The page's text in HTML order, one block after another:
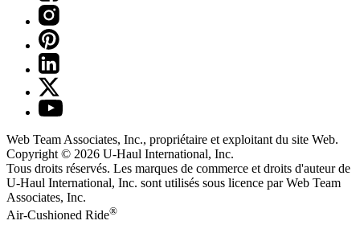
Web Team Associates, Inc., propriétaire et exploitant du site Web.
Copyright © 2026 U-Haul International, Inc.
Tous droits réservés. Les marques de commerce et droits d'auteur de
U-Haul International, Inc. sont utilisés sous licence par Web Team
Associates, Inc.
Air-Cushioned Ride®